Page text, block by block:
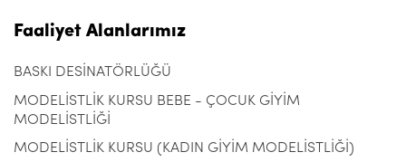
Faaliyet Alanlarımız
BASKI DESİNATÖRLÜĞÜ
MODELİSTLİK KURSU BEBE - ÇOCUK GİYİM
MODELİSTLİĞİ
MODELİSTLİK KURSU (KADIN GİYİM MODELİSTLİĞİ)